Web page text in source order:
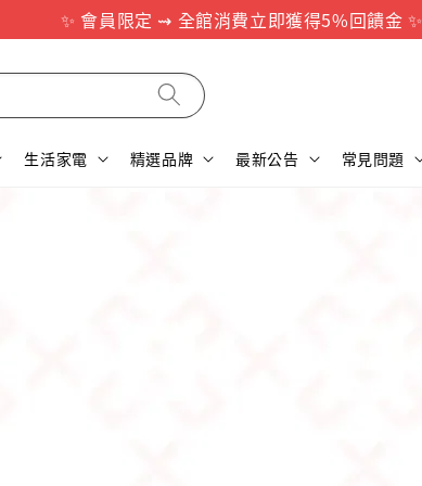
✨ 會員限定 ⇝ 全館消費立即獲得5%回饋金 ✨
生活家電 精選品牌 最新公告 常見問題